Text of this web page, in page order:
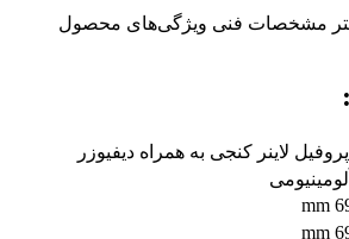
مشخصات فنی ویژگی‌های محصول
پروفیل لاینر کنجی به همراه دیفیوزر
آلومینیومی
69
69